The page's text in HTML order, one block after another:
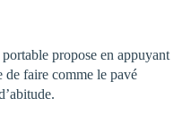
propose en appuyant
de faire comme le pavé